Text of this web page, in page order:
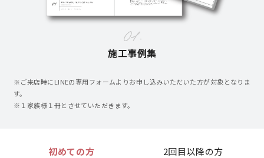
OWNER’S SITE オーナーズサイト
nattokuグループコーポレートサイト
施工事例集
※ご来店時にLINEの専用フォームよりお申し込みいただいた方が対象となりま
す。
※１家族様１冊とさせていただきます。
初めての方 2回目以降の方